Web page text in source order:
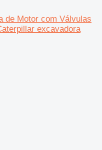
de Motor com Válvulas
excavadora